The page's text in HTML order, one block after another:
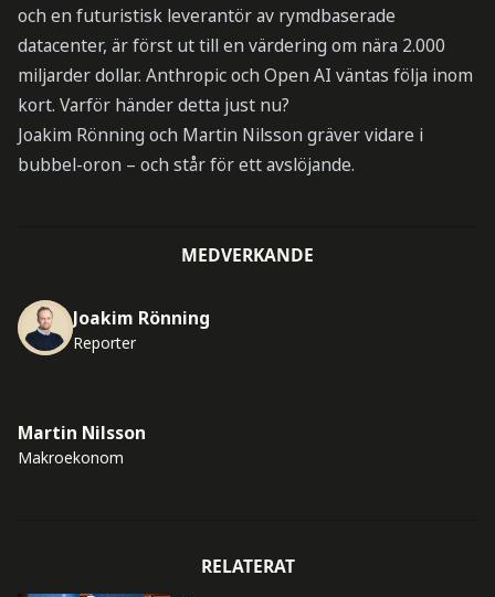
och en futuristisk leverantör av rymdbaserade
datacenter, är först ut till en värdering om nära 2.000
miljarder dollar. Anthropic och Open AI väntas följa inom
kort. Varför händer detta just nu?
Joakim Rönning och Martin Nilsson gräver vidare i
bubbel-oron – och står för ett avslöjande.
MEDVERKANDE
Joakim Rönning
Reporter
Martin Nilsson
Makroekonom
RELATERAT